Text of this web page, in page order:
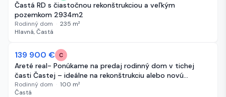
Častá RD s čiastočnou rekonštrukciou a veľkým
pozemkom 2934m2
Rodinný dom · 235 m²
Hlavná, Častá
263 dní
139 900 € C
Areté real- Ponúkame na predaj rodinný dom v tichej
časti Častej – ideálne na rekonštrukciu alebo novú
výstavbu
Rodinný dom · 100 m²
Častá